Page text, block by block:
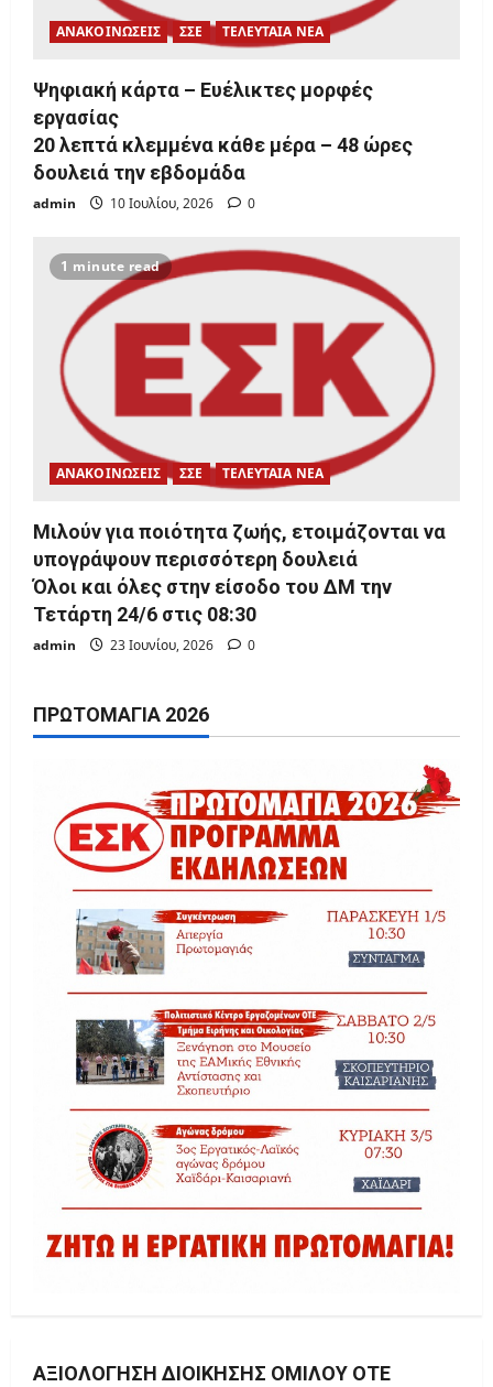
ΑΝΑΚΟΙΝΩΣΕΙΣ ΣΣΕ ΤΕΛΕΥΤΑΙΑ ΝΕΑ
Ψηφιακή κάρτα – Ευέλικτες μορφές
εργασίας
20 λεπτά κλεμμένα κάθε μέρα – 48 ώρες
δουλειά την εβδομάδα
admin 10 Ιουλίου, 2026 0
1 minute read
ΑΝΑΚΟΙΝΩΣΕΙΣ ΣΣΕ ΤΕΛΕΥΤΑΙΑ ΝΕΑ
Μιλούν για ποιότητα ζωής, ετοιμάζονται να
υπογράψουν περισσότερη δουλειά
Όλοι και όλες στην είσοδο του ΔΜ την
Τετάρτη 24/6 στις 08:30
admin 23 Ιουνίου, 2026 0
ΠΡΩΤΟΜΑΓΙΆ 2026
ΑΞΙΟΛΌΓΗΣΗ ΔΙΟΊΚΗΣΗΣ ΟΜΊΛΟΥ ΟΤΕ